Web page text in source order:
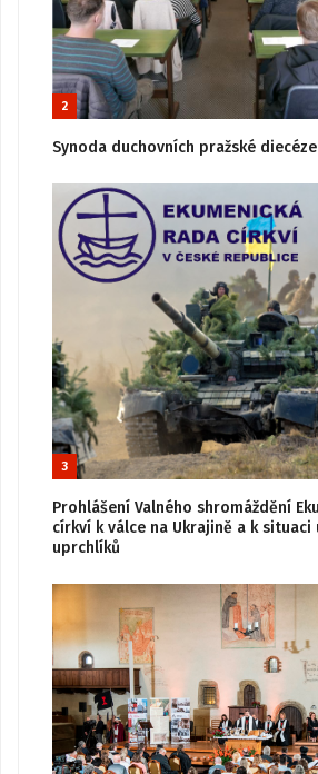
2
Synoda duchovních pražské
3
Prohlášení Valného shromáždění
církví k válce na Ukrajině a k situaci
uprchlíků